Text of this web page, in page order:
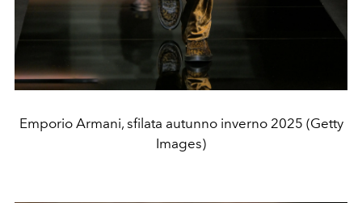
Emporio Armani, sfilata autunno inverno 2025 (Getty
Images)